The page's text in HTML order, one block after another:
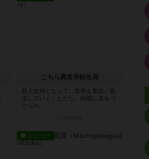
こちら異世界転生局
新人女神となって、世界を繁栄／救
済していく。ただし、同期に差をつ
けられ...
レビュー